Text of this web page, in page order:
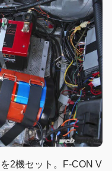
2機セット。F-CON V